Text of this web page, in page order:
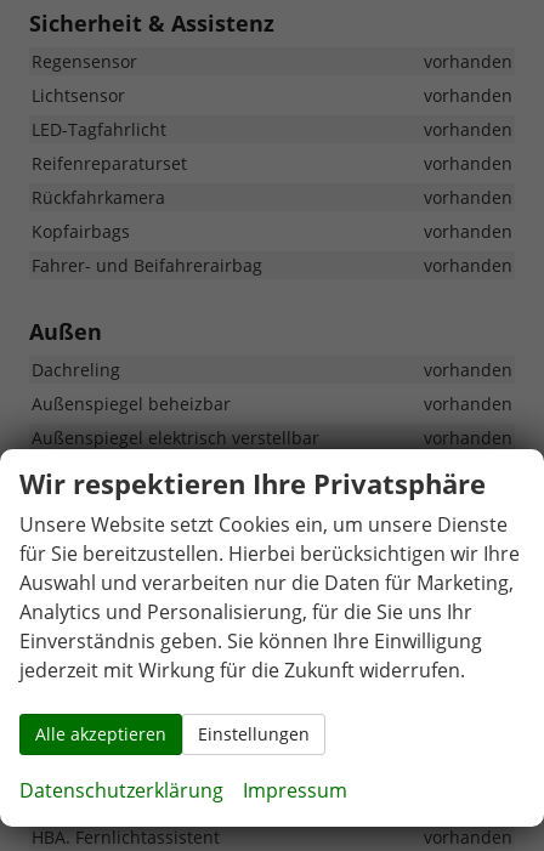
Sicherheit & Assistenz
Regensensor
vorhanden
Lichtsensor
vorhanden
LED-Tagfahrlicht
vorhanden
Reifenreparaturset
vorhanden
Rückfahrkamera
vorhanden
Kopfairbags
vorhanden
Fahrer- und Beifahrerairbag
vorhanden
Außen
Dachreling
vorhanden
Außenspiegel beheizbar
vorhanden
Außenspiegel elektrisch verstellbar
vorhanden
Sonstiges
Garantiebeginn vor Auslieferung im Ausland!!!
vorhanden
Sonnenschutz hinten
vorhanden
Luxus-Einstiegsleisten
vorhanden
Lederlenkrad und Lederschaltknauf
vorhanden
LED-Rückleuchten
vorhanden
LED-Positionsleuchten
Heckscheibenheizung
LED-Matrix-Scheinwerfer mit IFS (Intelligent Front-Lighting-
System)
HBA. Fernlichtassistent
vorhanden
Wir respektieren Ihre Privatsphäre
Unsere Website setzt Cookies ein, um unsere Dienste
für Sie bereitzustellen. Hierbei berücksichtigen wir Ihre
Auswahl und verarbeiten nur die Daten für Marketing,
Analytics und Personalisierung, für die Sie uns Ihr
Einverständnis geben. Sie können Ihre Einwilligung
jederzeit mit Wirkung für die Zukunft widerrufen.
Alle akzeptieren Einstellungen
Datenschutzerklärung Impressum